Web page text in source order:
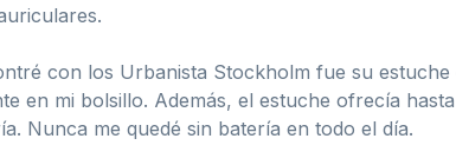
con los Urbanista Stockholm fue su
en mi bolsillo. Además, el estuche ofrecía
Nunca me quedé sin batería en todo el día.